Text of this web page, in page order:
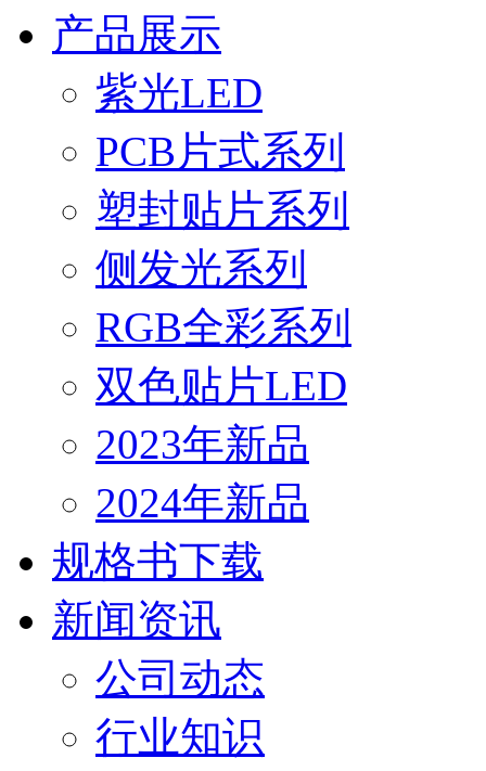
产品展示
紫光LED
PCB片式系列
塑封贴片系列
侧发光系列
RGB全彩系列
双色贴片LED
2023年新品
2024年新品
规格书下载
新闻资讯
公司动态
行业知识